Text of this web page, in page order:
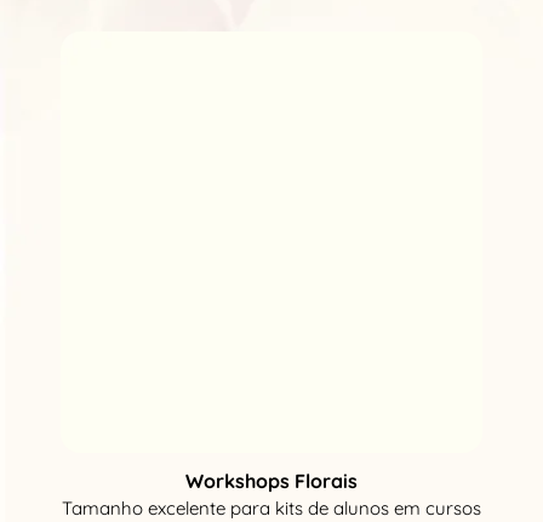
Workshops Florais
Tamanho excelente para kits de alunos em cursos